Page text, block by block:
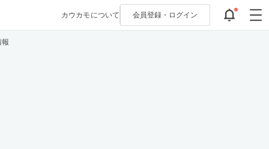
カウカモについて 会員登録・ ログイン